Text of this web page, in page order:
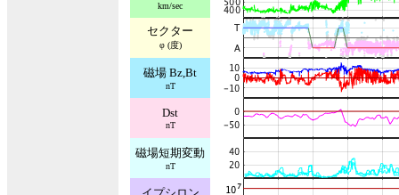
km/sec
セクター
φ (度)
磁場 Bz,Bt
nT
Dst
nT
磁場短期変動
nT